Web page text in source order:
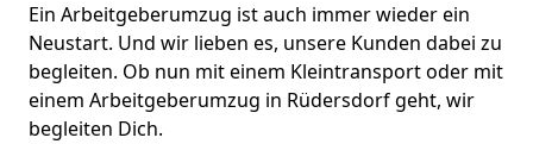
Ein Arbeitgeberumzug ist auch immer wieder ein
Neustart. Und wir lieben es, unsere Kunden dabei zu
begleiten. Ob nun mit einem Kleintransport oder mit
einem Arbeitgeberumzug in Rüdersdorf geht, wir
begleiten Dich.